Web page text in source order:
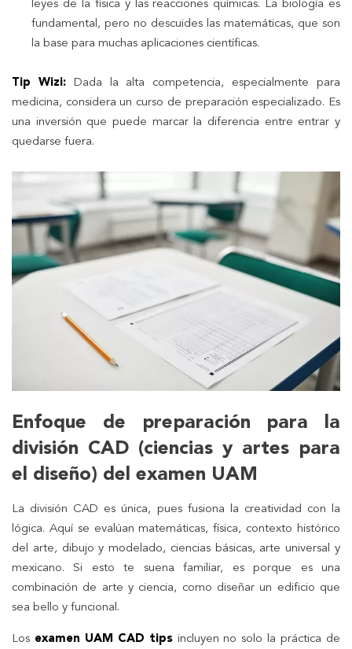
leyes de la física y las reacciones químicas. La biología es
fundamental, pero no descuides las matemáticas, que son
la base para muchas aplicaciones científicas.
Tip Wizi:Dada la alta competencia, especialmente para
medicina, considera un curso de preparación especializado. Es
una inversión que puede marcar la diferencia entre entrar y
quedarse fuera.
Enfoque de preparación para la
división CAD (ciencias y artes para
el diseño) del examen UAM
La división CAD es única, pues fusiona la creatividad con la
lógica. Aquí se evalúan matemáticas, física, contexto histórico
del arte, dibujo y modelado, ciencias básicas, arte universal y
mexicano. Si esto te suena familiar, es porque es una
combinación de arte y ciencia, como diseñar un edificio que
sea bello y funcional.
Los examen UAM CAD tipsincluyen no solo la práctica de